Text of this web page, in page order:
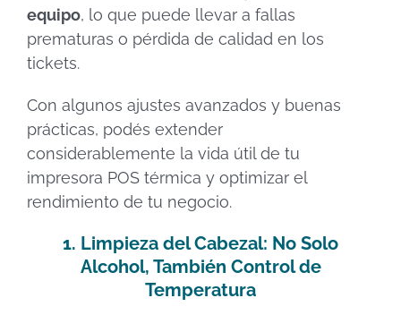
equipo, lo que puede llevar a fallas
prematuras o pérdida de calidad en los
tickets.
Con algunos ajustes avanzados y buenas
prácticas, podés extender
considerablemente la vida útil de tu
impresora POS térmica y optimizar el
rendimiento de tu negocio.
1. Limpieza del Cabezal: No Solo
Alcohol, También Control de
Temperatura